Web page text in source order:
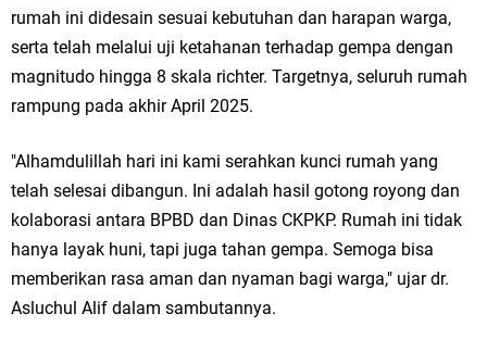
Wakil Ketua DPRD Gresik Mujid Riduan Sampaikan Doa dan Harapan di
Selamat Tahun Baru Islam 1 Muharram 1448 H: Pesan Hijrah Drs. H.
Husnul Aqib, M.M. untuk Negeri
PDUF MUI Jatim Gelar Doa Awal Tahun Hijriah, Teguhkan Optimisme
Menuju Indonesia Emas 2045
rumah ini didesain sesuai kebutuhan dan harapan warga,
serta telah melalui uji ketahanan terhadap gempa dengan
magnitudo hingga 8 skala richter. Targetnya, seluruh rumah
rampung pada akhir April 2025.
"Alhamdulillah hari ini kami serahkan kunci rumah yang
telah selesai dibangun. Ini adalah hasil gotong royong dan
kolaborasi antara BPBD dan Dinas CKPKP. Rumah ini tidak
hanya layak huni, tapi juga tahan gempa. Semoga bisa
memberikan rasa aman dan nyaman bagi warga," ujar dr.
Asluchul Alif dalam sambutannya.